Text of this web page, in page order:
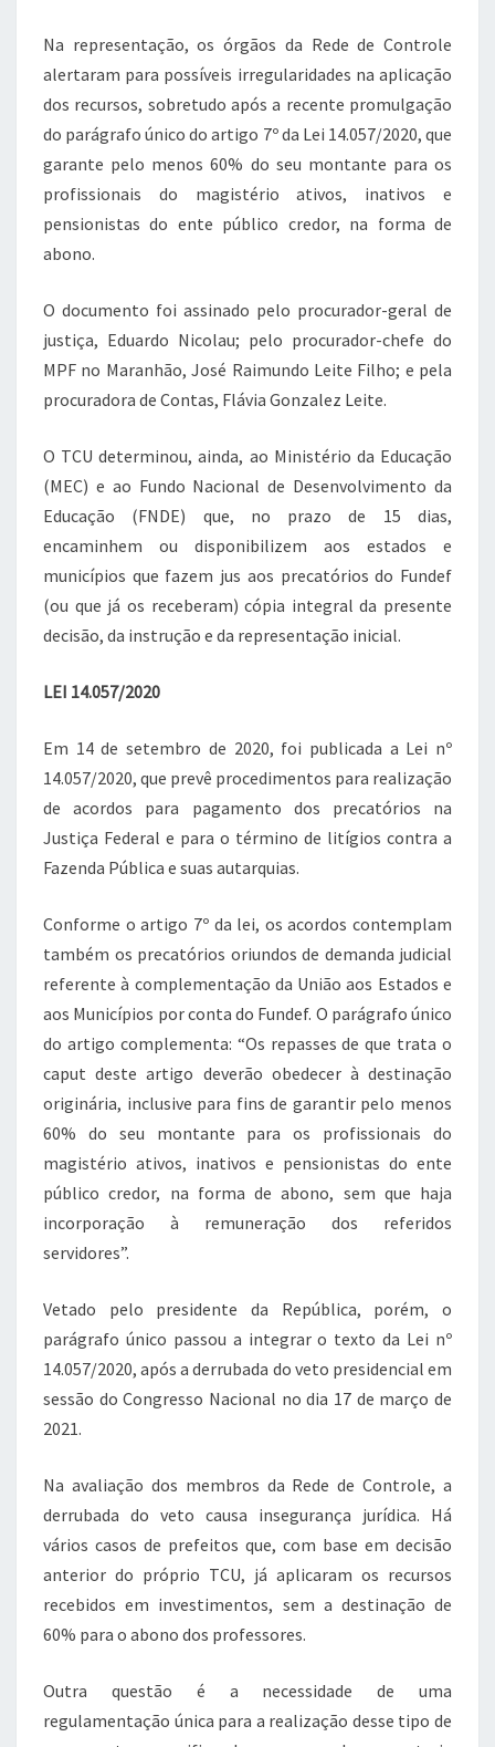
Na representação, os órgãos da Rede de Controle
alertaram para possíveis irregularidades na aplicação
dos recursos, sobretudo após a recente promulgação
do parágrafo único do artigo 7º da Lei 14.057/2020, que
garante pelo menos 60% do seu montante para os
profissionais do magistério ativos, inativos e
pensionistas do ente público credor, na forma de
abono.
O documento foi assinado pelo procurador-geral de
justiça, Eduardo Nicolau; pelo procurador-chefe do
MPF no Maranhão, José Raimundo Leite Filho; e pela
procuradora de Contas, Flávia Gonzalez Leite.
O TCU determinou, ainda, ao Ministério da Educação
(MEC) e ao Fundo Nacional de Desenvolvimento da
Educação (FNDE) que, no prazo de 15 dias,
encaminhem ou disponibilizem aos estados e
municípios que fazem jus aos precatórios do Fundef
(ou que já os receberam) cópia integral da presente
decisão, da instrução e da representação inicial.
LEI 14.057/2020
Em 14 de setembro de 2020, foi publicada a Lei nº
14.057/2020, que prevê procedimentos para realização
de acordos para pagamento dos precatórios na
Justiça Federal e para o término de litígios contra a
Fazenda Pública e suas autarquias.
Conforme o artigo 7º da lei, os acordos contemplam
também os precatórios oriundos de demanda judicial
referente à complementação da União aos Estados e
aos Municípios por conta do Fundef. O parágrafo único
do artigo complementa: “Os repasses de que trata o
caput deste artigo deverão obedecer à destinação
originária, inclusive para fins de garantir pelo menos
60% do seu montante para os profissionais do
magistério ativos, inativos e pensionistas do ente
público credor, na forma de abono, sem que haja
incorporação à remuneração dos referidos
servidores”.
Vetado pelo presidente da República, porém, o
parágrafo único passou a integrar o texto da Lei nº
14.057/2020, após a derrubada do veto presidencial em
sessão do Congresso Nacional no dia 17 de março de
2021.
Na avaliação dos membros da Rede de Controle, a
derrubada do veto causa insegurança jurídica. Há
vários casos de prefeitos que, com base em decisão
anterior do próprio TCU, já aplicaram os recursos
recebidos em investimentos, sem a destinação de
60% para o abono dos professores.
Outra questão é a necessidade de uma
regulamentação única para a realização desse tipo de